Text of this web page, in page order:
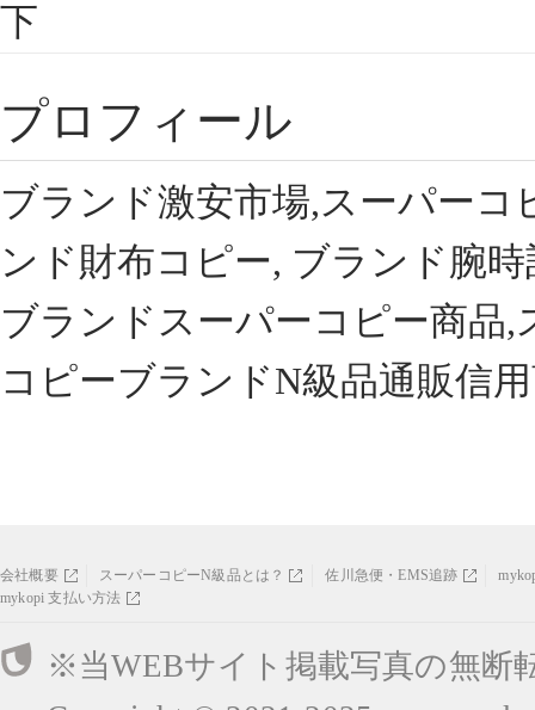
下
プロフィール
ブランド激安市場,スーパー
ンド財布コピー, ブランド腕
ブランドスーパーコピー商品
コピーブランドN級品通販信
会社概要 スーパーコピーN級品とは？ 佐川急便・EMS追跡
mykopi 支払い方法
※当WEBサイト掲載写真の無断